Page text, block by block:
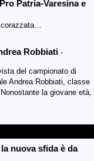
Patria-Varesina e
corazzata…
Robbiati -
del campionato di
Andrea Robbiati, classe
la giovane età,
nuova sfida è da